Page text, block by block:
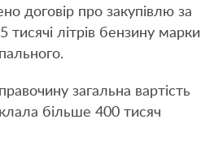
договір про закупівлю за
літрів бензину марки
загальна вартість
більше 400 тисяч